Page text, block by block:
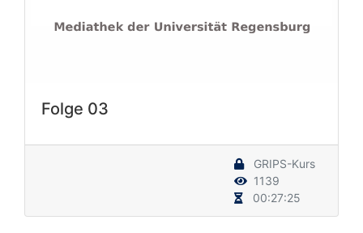
Folge 03
GRIPS-Kurs
1139
00:27:25